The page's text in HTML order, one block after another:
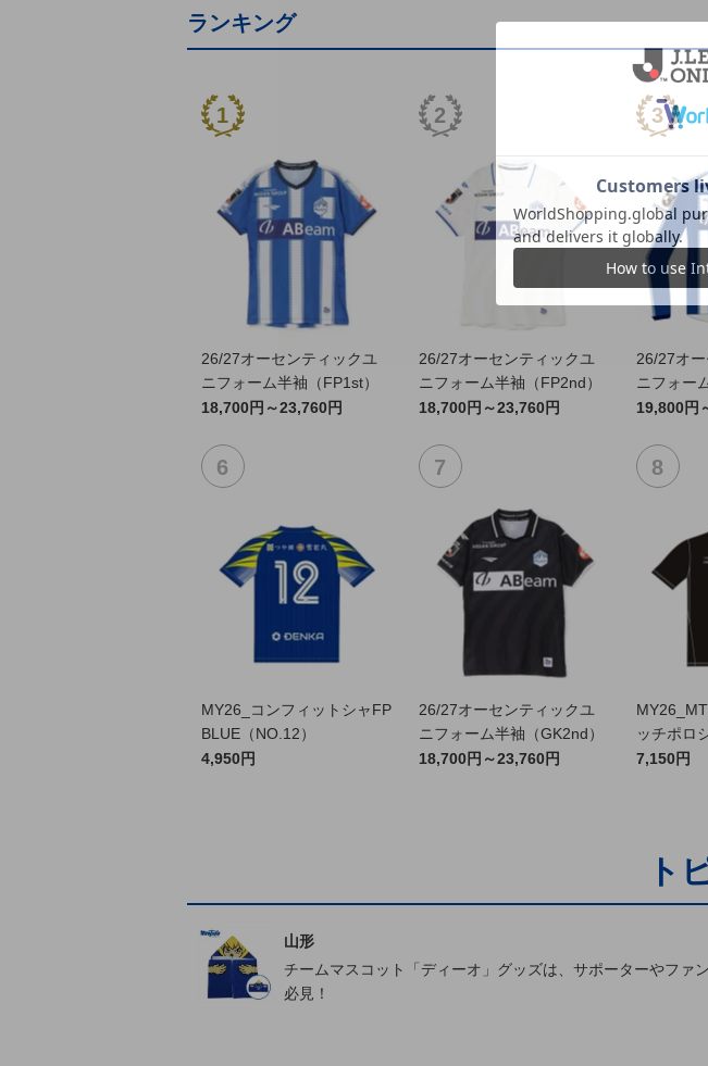
ランキング
26/27オーセンティックユ
ニフォーム半袖（FP1st）
18,700円～23,760円
26/27オーセンティックユ
ニフォーム半袖（FP2nd）
18,700円～23,760円
26/27オ
ニフォー
19,800円
MY26_コンフィットシャFP
BLUE（NO.12）
4,950円
26/27オーセンティックユ
ニフォーム半袖（GK2nd）
18,700円～23,760円
ッチポロ
7,150円
ト
山形
チームマスコット「ディーオ」グッズは、サポーターやファン
必見！